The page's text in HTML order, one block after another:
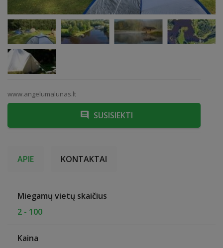
www.angelumalunas.lt
SUSISIEKTI
APIE KONTAKTAI
Miegamų vietų skaičius
2 - 100
Kaina